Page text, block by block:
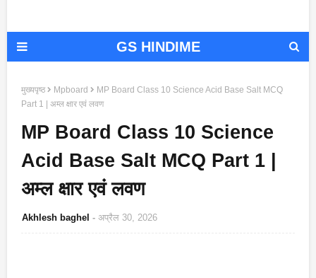
GS HINDIME
मुख्यपृष्ठ Mpboard
MP Board Class 10 Science Acid Base Salt MCQ
Part 1 | अम्ल क्षार एवं लवण
MP Board Class 10 Science
Acid Base Salt MCQ Part 1 |
अम्ल क्षार एवं लवण
Akhlesh baghel अप्रैल 30, 2026